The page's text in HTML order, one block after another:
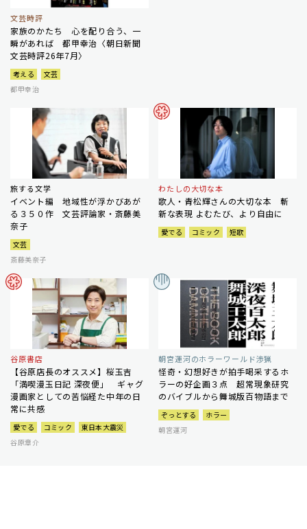
文芸時評
家族のかたち 心を配り合う、一
瞬があれば 都甲幸治〈朝日新聞
文芸時評26年7月〉
考える
文芸
都甲幸治
旅する文学
イベント編 地域性が浮かびあが
る３５０作 文芸評論家・斎藤美
奈子
文芸
斎藤美奈子
わたしの大切な本
歌人・青松輝さんの大切な本 斬
新な表現 よむたび、より自由に
愛でる コミック 短歌
谷原書店
【谷原店長のオススメ】桜玉吉
「満喫漫玉日記 深夜便」 ギャグ
漫画家としての苦悩経た中年の日
常に共感
愛でる コミック
東日本大震災
谷原章介
朝宮運河のホラーワールド渉猟
怪奇・幻想好きが拍手喝采するホ
ラーの好企画３点 超常現象研究
のバイブルから舞城版百物語まで
ぞっとする
ホラー
朝宮運河